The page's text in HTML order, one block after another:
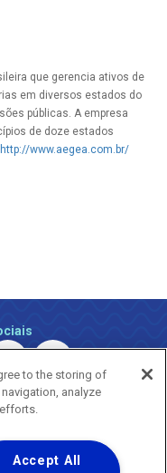
que gerencia ativos de
em diversos estados do
públicas. A empresa
de doze estados
http://www.aegea.com.br/
to the storing of
analyze
Accept All